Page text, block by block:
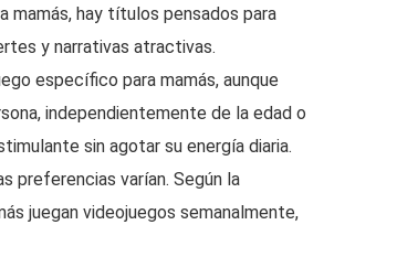
mamás, hay títulos pensados para
y narrativas atractivas.
específico para mamás, aunque
independientemente de la edad o
sin agotar su energía diaria.
preferencias varían. Según la
juegan videojuegos semanalmente,